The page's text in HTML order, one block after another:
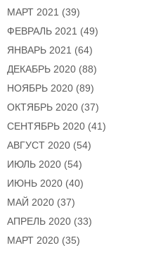
МАРТ 2021 (39)
ФЕВРАЛЬ 2021 (49)
ЯНВАРЬ 2021 (64)
ДЕКАБРЬ 2020 (88)
НОЯБРЬ 2020 (89)
ОКТЯБРЬ 2020 (37)
СЕНТЯБРЬ 2020 (41)
АВГУСТ 2020 (54)
ИЮЛЬ 2020 (54)
ИЮНЬ 2020 (40)
МАЙ 2020 (37)
АПРЕЛЬ 2020 (33)
МАРТ 2020 (35)